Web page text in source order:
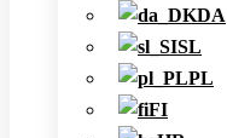
DA
SL
PL
FI